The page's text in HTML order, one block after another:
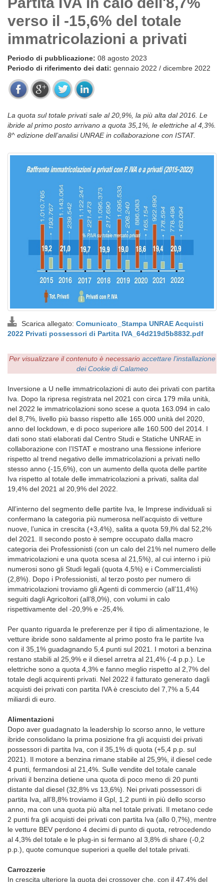
verso il -15,6% del totale
immatricolazioni a privati
Periodo di pubblicazione: 08 agosto 2023
Periodo di riferimento dei dati: gennaio 2022 / dicembre 2022
La quota sul totale privati sale al 20,9%, la più alta dal 2016. Le
ibride al primo posto arrivano a quota 35,1%, le elettriche al 4,3%.
8^ edizione dell’analisi UNRAE in collaborazione con ISTAT.
Scarica allegato: Comunicato_Stampa UNRAE Acquisti
2022 Privati possessori di Partita IVA_64d219d5b8832.pdf
Per visualizzare il contenuto è necessario accettare l'installazione
dei Cookie di Calameo
Inversione a U nelle immatricolazioni di auto dei privati con partita
Iva. Dopo la ripresa registrata nel 2021 con circa 179 mila unità,
nel 2022 le immatricolazioni sono scese a quota 163.094 in calo
del 8,7%, livello più basso rispetto alle 165.000 unità del 2020,
anno del lockdown, e di poco superiore alle 160.500 del 2014. I
dati sono stati elaborati dal Centro Studi e Statiche UNRAE in
collaborazione con l’ISTAT e mostrano una flessione inferiore
rispetto al trend negativo delle immatricolazioni a privati nello
stesso anno (-15,6%), con un aumento della quota delle partite
Iva rispetto al totale delle immatricolazioni a privati, salita dal
19,4% del 2021 al 20,9% del 2022.
All’interno del segmento delle partite Iva, le Imprese individuali si
confermano la categoria più numerosa nell’acquisto di vetture
nuove, l’unica in crescita (+3,4%), salita a quota 59,l% dal 52,2%
del 2021. Il secondo posto è sempre occupato dalla macro
categoria dei Professionisti (con un calo del 21% nel numero delle
immatricolazioni e una quota scesa al 21,5%), al cui interno i più
numerosi sono gli Studi legali (quota 4,5%) e i Commercialisti
(2,8%). Dopo i Professionisti, al terzo posto per numero di
immatricolazioni troviamo gli Agenti di commercio (all’11,4%)
seguiti dagli Agricoltori (all’8,0%), con volumi in calo
rispettivamente del -20,9% e -25,4%.
Per quanto riguarda le preferenze per il tipo di alimentazione, le
vetture ibride sono saldamente al primo posto fra le partite Iva
con il 35,1% guadagnando 5,4 punti sul 2021. I motori a benzina
restano stabili al 25,9% e il diesel arretra al 21,4% (-4 p.p.). Le
elettriche sono a quota 4,3% e fanno meglio rispetto al 2,7% del
totale degli acquirenti privati. Nel 2022 il fatturato generato dagli
acquisti dei privati con partita IVA è cresciuto del 7,7% a 5,44
miliardi di euro.
Alimentazioni
Dopo aver guadagnato la leadership lo scorso anno, le vetture
ibride consolidano la prima posizione fra gli acquisti dei privati
possessori di partita Iva, con il 35,1% di quota (+5,4 p.p. sul
2021). Il motore a benzina rimane stabile al 25,9%, il diesel cede
4 punti, fermandosi al 21,4%. Sulle vendite del totale canale
privati il benzina detiene una quota di poco meno di 20 punti
distante dal diesel (32,8% vs 13,6%). Nei privati possessori di
partita Iva, all’8,8% troviamo il Gpl, 1,2 punti in più dello scorso
anno, ma con una quota più alta nel totale privati. Il metano cede
2 punti fra gli acquisti dei privati con partita Iva (allo 0,7%), mentre
le vetture BEV perdono 4 decimi di punto di quota, retrocedendo
al 4,3% del totale e le plug-in si fermano al 3,8% di share (-0,2
p.p.), quote comunque superiori a quelle del totale privati.
Carrozzerie
In crescita ulteriore la quota dei crossover che, con il 47,4% del